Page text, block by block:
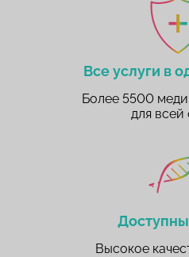
Все услуги в
Более 5500
для всей
Высокое